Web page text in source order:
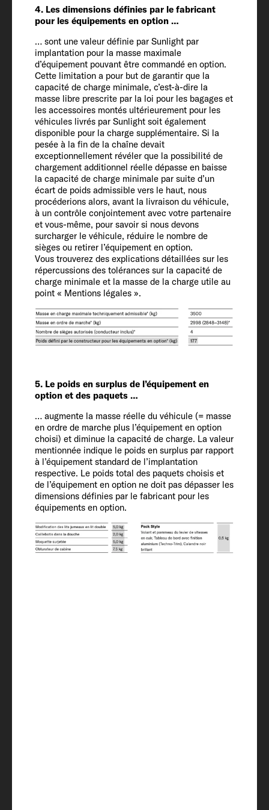
4. Les dimensions définies par le fabricant
pour les équipements en option …
… sont une valeur définie par Sunlight par
implantation pour la masse maximale
d’équipement pouvant être commandé en option.
Cette limitation a pour but de garantir que la
capacité de charge minimale, c’est-à-dire la
masse libre prescrite par la loi pour les bagages et
les accessoires montés ultérieurement pour les
véhicules livrés par Sunlight soit également
disponible pour la charge supplémentaire. Si la
pesée à la fin de la chaîne devait
exceptionnellement révéler que la possibilité de
chargement additionnel réelle dépasse en baisse
la capacité de charge minimale par suite d’un
écart de poids admissible vers le haut, nous
procéderions alors, avant la livraison du véhicule,
à un contrôle conjointement avec votre partenaire
et vous-même, pour savoir si nous devons
surcharger le véhicule, réduire le nombre de
sièges ou retirer l’équipement en option.
Vous trouverez des explications détaillées sur les
répercussions des tolérances sur la capacité de
charge minimale et la masse de la charge utile au
point « Mentions légales ».
5. Le poids en surplus de l’équipement en
option et des paquets …
… augmente la masse réelle du véhicule (= masse
en ordre de marche plus l’équipement en option
choisi) et diminue la capacité de charge. La valeur
mentionnée indique le poids en surplus par rapport
à l’équipement standard de l’implantation
respective. Le poids total des paquets choisis et
de l’équipement en option ne doit pas dépasser les
dimensions définies par le fabricant pour les
équipements en option.
Poids défini par le constructeur pour les
équipements en option* (kg)
439
Masse en charge maximale
techniquement admissible* (kg)
3500
Poids tractable 12 % freiné / non freiné
2500 / 750
Pneumatiques
225/75 R 16 CP
Empattement
345
Équipement
intérieur
2 + 2
Dimensions couchage arrière
195 x 133 - 130
Dimensions couchage dînette (option)
185 x 87 - 63 OPT
Dimensions couchage toit relevable
206 x 143 OPT